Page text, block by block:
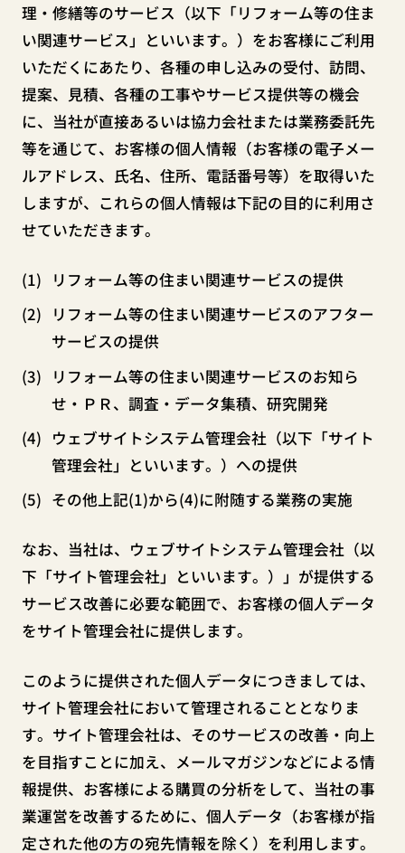
理・修繕等のサービス（以下「リフォーム等の住ま
い関連サービス」といいます。）をお客様にご利用
いただくにあたり、各種の申し込みの受付、訪問、
提案、見積、各種の工事やサービス提供等の機会
に、当社が直接あるいは協力会社または業務委託先
等を通じて、お客様の個人情報（お客様の電子メー
ルアドレス、氏名、住所、電話番号等）を取得いた
しますが、これらの個人情報は下記の目的に利用さ
せていただきます。
リフォーム等の住まい関連サービスの提供
リフォーム等の住まい関連サービスのアフター
サービスの提供
リフォーム等の住まい関連サービスのお知ら
せ・ＰＲ、調査・データ集積、研究開発
ウェブサイトシステム管理会社（以下「サイト
管理会社」といいます。）への提供
その他上記(1)から(4)に附随する業務の実施
なお、当社は、ウェブサイトシステム管理会社（以
下「サイト管理会社」といいます。）」が提供する
サービス改善に必要な範囲で、お客様の個人データ
をサイト管理会社に提供します。
このように提供された個人データにつきましては、
サイト管理会社において管理されることとなりま
す。サイト管理会社は、そのサービスの改善・向上
を目指すことに加え、メールマガジンなどによる情
報提供、お客様による購買の分析をして、当社の事
業運営を改善するために、個人データ（お客様が指
定された他の方の宛先情報を除く）を利用します。